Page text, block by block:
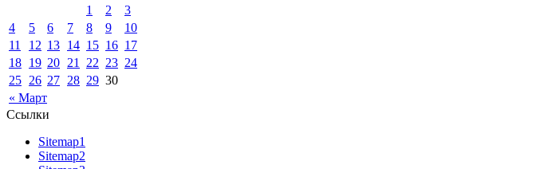
« Март
1 2
3
4
5 6 7 8 9
10
11
12 13 14 15 16 17
18 19 20 21 22 23 24
25 26 27 28 29 30
Ссылки
Sitemap1
Sitemap2